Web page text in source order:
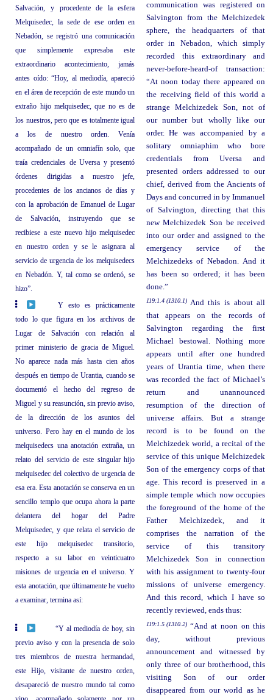
Salvación, y procedente de la esfera
Melquisedec, la sede de ese orden en
Nebadón, se registró una comunicación
que simplemente expresaba este
extraordinario acontecimiento, jamás
antes oído: “Hoy, al mediodía, apareció
en el área de recepción de este mundo un
extraño hijo melquisedec, que no es de
los nuestros, pero que es totalmente igual
a los de nuestro orden. Venía
acompañado de un omniafín solo, que
traía credenciales de Uversa y presentó
órdenes dirigidas a nuestro jefe,
procedentes de los ancianos de días y
con la aprobación de Emanuel de Lugar
de Salvación, instruyendo que se
recibiese a este nuevo hijo melquisedec
en nuestro orden y se le asignara al
servicio de urgencia de los melquisedecs
en Nebadón. Y, tal como se ordenó, se
hizo”.
communication was registered on
Salvington from the Melchizedek
sphere, the headquarters of that
order in Nebadon, which simply
recorded this extraordinary and
never-before-heard-of transaction:
“At noon today there appeared on
the receiving field of this world a
strange Melchizedek Son, not of
our number but wholly like our
order. He was accompanied by a
solitary omniaphim who bore
credentials from Uversa and
presented orders addressed to our
chief, derived from the Ancients of
Days and concurred in by Immanuel
of Salvington, directing that this
new Melchizedek Son be received
into our order and assigned to the
emergency service of the
Melchizedeks of Nebadon. And it
has been so ordered; it has been
done.”
Y esto es prácticamente
todo lo que figura en los archivos de
Lugar de Salvación con relación al
primer ministerio de gracia de Miguel.
No aparece nada más hasta cien años
después en tiempo de Urantia, cuando se
documentó el hecho del regreso de
Miguel y su reasunción, sin previo aviso,
de la dirección de los asuntos del
universo. Pero hay en el mundo de los
melquisedecs una anotación extraña, un
relato del servicio de este singular hijo
melquisedec del colectivo de urgencia de
esa era. Esta anotación se conserva en un
sencillo templo que ocupa ahora la parte
delantera del hogar del Padre
Melquisedec, y que relata el servicio de
este hijo melquisedec transitorio,
respecto a su labor en veinticuatro
misiones de urgencia en el universo. Y
esta anotación, que últimamente he vuelto
a examinar, termina así:
119:1.4 (1310.1) And this is about all
that appears on the records of
Salvington regarding the first
Michael bestowal. Nothing more
appears until after one hundred
years of Urantia time, when there
was recorded the fact of Michael’s
return and unannounced
resumption of the direction of
universe affairs. But a strange
record is to be found on the
Melchizedek world, a recital of the
service of this unique Melchizedek
Son of the emergency corps of that
age. This record is preserved in a
simple temple which now occupies
the foreground of the home of the
Father Melchizedek, and it
comprises the narration of the
service of this transitory
Melchizedek Son in connection
with his assignment to twenty-four
missions of universe emergency.
And this record, which I have so
recently reviewed, ends thus:
“Y al mediodía de hoy, sin
previo aviso y con la presencia de solo
tres miembros de nuestra hermandad,
este Hijo, visitante de nuestro orden,
desapareció de nuestro mundo tal como
119:1.5 (1310.2) “And at noon on this
day, without previous
announcement and witnessed by
only three of our brotherhood, this
visiting Son of our order
disappeared from our world as he